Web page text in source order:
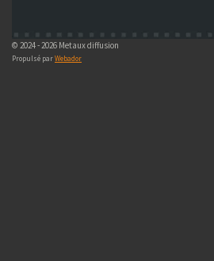
© 2024 - 2026 Metaux diffusion
Propulsé parWebador